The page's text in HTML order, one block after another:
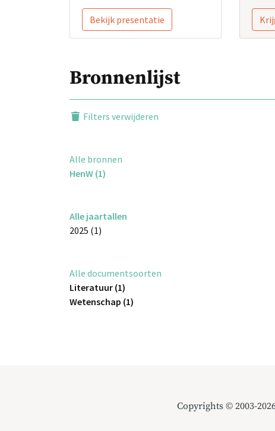
Bekijk presentatie
Bronnenlijst
Filters verwijderen
Alle bronnen
HenW (1)
Alle jaartallen
2025 (1)
Alle documentsoorten
Literatuur (1)
Wetenschap (1)
Copyrights © 2003-